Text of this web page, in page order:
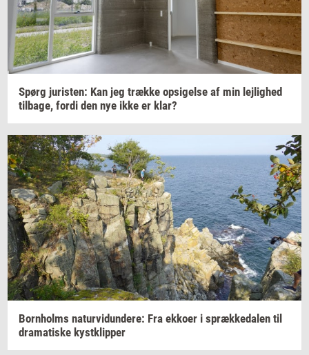
Spørg juri­sten: Kan jeg træk­ke op­si­gel­se af min lej­lig­hed
til­ba­ge, fordi den nye ikke er klar?
Born­holms na­tur­vi­dun­de­re: Fra ek­ko­er i spræk­ke­da­len til
dra­ma­ti­ske kyst­klip­per